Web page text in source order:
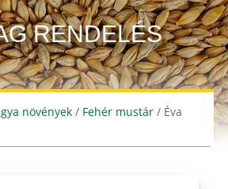
RENDELÉS
növények/ Fehér mustár/ Éva